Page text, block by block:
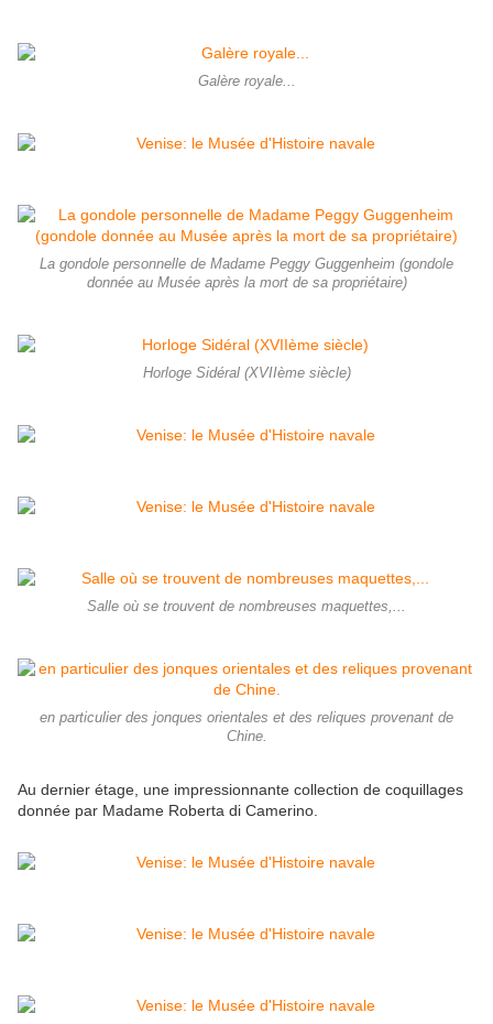
Galère royale...
La gondole personnelle de Madame Peggy Guggenheim (gondole
donnée au Musée après la mort de sa propriétaire)
Horloge Sidéral (XVIIème siècle)
Salle où se trouvent de nombreuses maquettes,...
en particulier des jonques orientales et des reliques provenant de
Chine.
Au dernier étage, une impressionnante collection de coquillages
donnée par Madame Roberta di Camerino.